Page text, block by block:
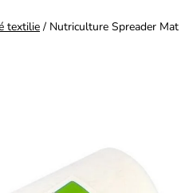
textilie / Nutriculture Spreader